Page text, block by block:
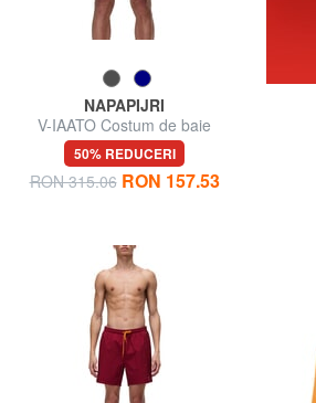
NAPAPIJRI
V-IAATO Costum de baie
50% REDUCERI
RON 315.06 RON 157.53